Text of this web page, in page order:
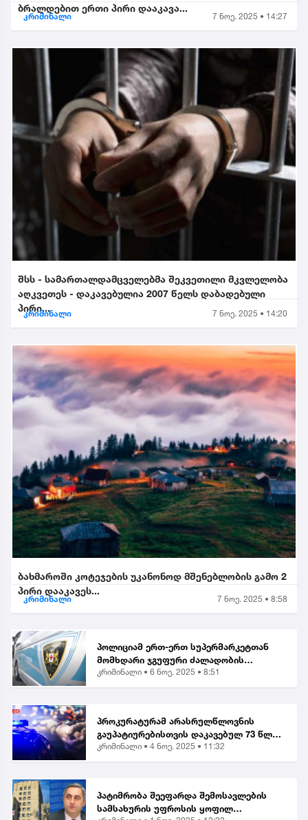
ბრალდებით ერთი პირი დააკავა...
კრიმინალი 7 ნოე. 2025 • 14:27
შსს - სამართალდამცველებმა შეკვეთილი მკვლელობა
აღკვეთეს - დაკავებულია 2007 წელს დაბადებული
პირი...
კრიმინალი 7 ნოე. 2025 • 14:20
ბახმაროში კოტეჯების უკანონოდ მშენებლობის გამო 2
პირი დააკავეს...
კრიმინალი 7 ნოე. 2025 • 8:58
პოლიციამ ერთ-ერთ სუპერმარკეტთან
მომხდარი ჯგუფური ძალადობის
ორგანიზებისა და მასში მონაწილეობის
კრიმინალი • 6 ნოე. 2025 • 8:51
პროკურატურამ არასრულწლოვნის
გაუპატიურებისთვის დაკავებულ 73 წლის
მამაკაცს ბრალი წარუდგინა...
კრიმინალი • 4 ნოე. 2025 • 11:32
პატიმრობა შეეფარდა შემოსავლების
სამსახურის უფროსის ყოფილ